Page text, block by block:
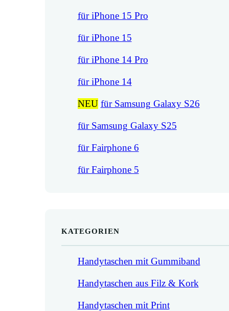
für iPhone 15 Pro
für iPhone 15
für iPhone 14 Pro
für iPhone 14
NEU für Samsung Galaxy S26
für Samsung Galaxy S25
für Fairphone 6
für Fairphone 5
KATEGORIEN
Handytaschen mit Gummiband
Handytaschen aus Filz & Kork
Handytaschen mit Print